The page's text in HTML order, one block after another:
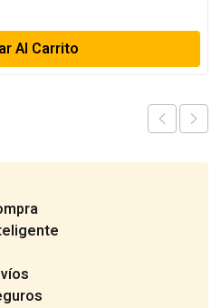
Al Carrito